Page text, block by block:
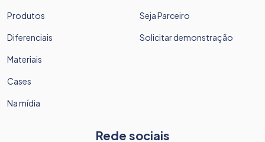
Produtos
Diferenciais
Materiais
Cases
Na mídia
Seja Parceiro
Solicitar demonstração
Rede sociais